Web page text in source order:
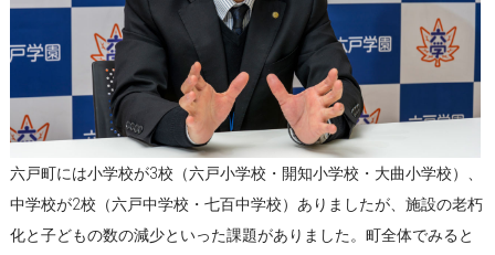
六戸町には小学校が3校（六戸小学校・開知小学校・大曲小学校）、
中学校が2校（六戸中学校・七百中学校）ありましたが、施設の老朽
化と子どもの数の減少といった課題がありました。町全体でみると